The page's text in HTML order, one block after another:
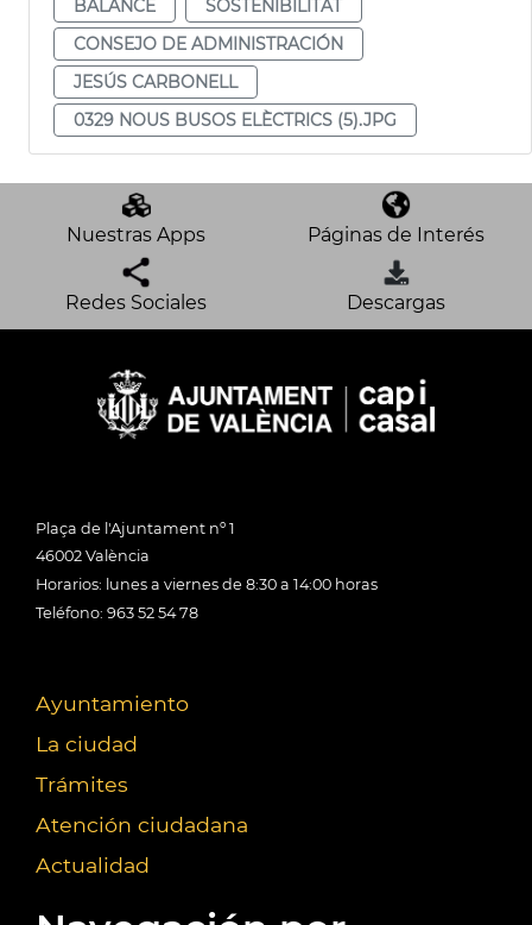
BALANCE
SOSTENIBILITAT
CONSEJO DE ADMINISTRACIÓN
JESÚS CARBONELL
0329 NOUS BUSOS ELÈCTRICS (5).JPG
Nuestras Apps Páginas de Interés
Redes Sociales Descargas
Plaça de l'Ajuntament nº 1
46002 València
Horarios: lunes a viernes de 8:30 a 14:00 horas
Teléfono: 963 52 54 78
Ayuntamiento
La ciudad
Trámites
Atención ciudadana
Actualidad